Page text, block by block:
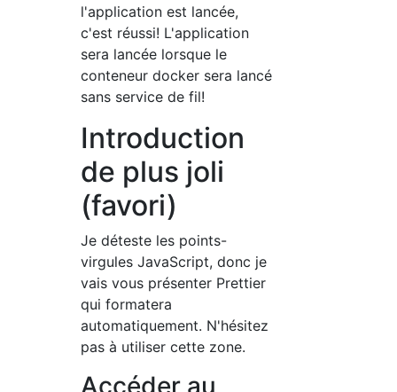
l'application est lancée,
c'est réussi! L'application
sera lancée lorsque le
conteneur docker sera lancé
sans service de fil!
Introduction
de plus joli
(favori)
Je déteste les points-
virgules JavaScript, donc je
vais vous présenter Prettier
qui formatera
automatiquement. N'hésitez
pas à utiliser cette zone.
Accéder au